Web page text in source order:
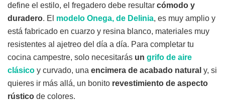
define el estilo, el fregadero debe resultar cómodo y
duradero. El modelo Onega, de Delinia, es muy amplio y
está fabricado en cuarzo y resina blanco, materiales muy
resistentes al ajetreo del día a día. Para completar tu
cocina campestre, solo necesitarás un grifo de aire
clásico y curvado, una encimera de acabado natural y, si
quieres ir más allá, un bonito revestimiento de aspecto
rústico de colores.